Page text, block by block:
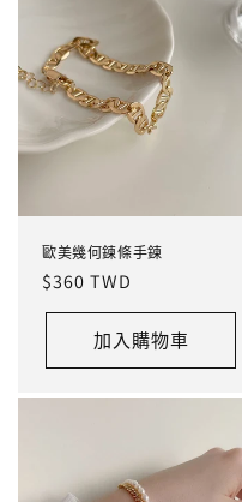
歐美幾何鍊條手鍊
定
價
$360 TWD
加入購物車